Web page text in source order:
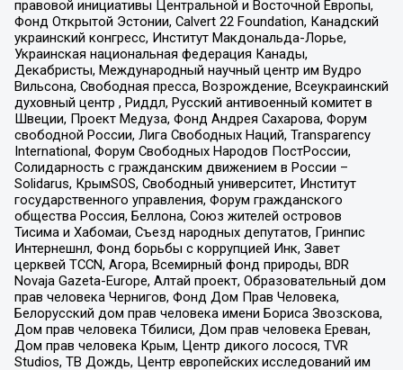
правовой инициативы Центральной и Восточной Европы,
Фонд Открытой Эстонии, Calvert 22 Foundation, Канадский
украинский конгресс, Институт Макдональда-Лорье,
Украинская национальная федерация Канады,
Декабристы, Международный научный центр им Вудро
Вильсона, Свободная пресса, Возрождение, Всеукраинский
духовный центр , Риддл, Русский антивоенный комитет в
Швеции, Проект Медуза, Фонд Андрея Сахарова, Форум
свободной России, Лига Свободных Наций, Transparеncy
International, Форум Свободных Народов ПостРоссии,
Солидарность с гражданским движением в России –
Solidarus, КрымSOS, Свободный университет, Институт
государственного управления, Форум гражданского
общества Россия, Беллона, Союз жителей островов
Тисима и Хабомаи, Съезд народных депутатов, Гринпис
Интернешнл, Фонд борьбы с коррупцией Инк, Завет
церквей TCCN, Агора, Всемирный фонд природы, BDR
Novaja Gazeta-Europe, Алтай проект, Образовательный дом
прав человека Чернигов, Фонд Дом Прав Человека,
Белорусский дом прав человека имени Бориса Звозскова,
Дом прав человека Тбилиси, Дом прав человека Ереван,
Дом прав человека Крым, Центр дикого лосося, TVR
Studios, ТВ Дождь, Центр европейских исследований им